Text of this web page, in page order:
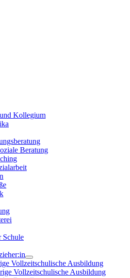
Kollegium
Beratung
Schule
Vollzeitschulische Ausbildung
Vollzeitschulische Ausbildung